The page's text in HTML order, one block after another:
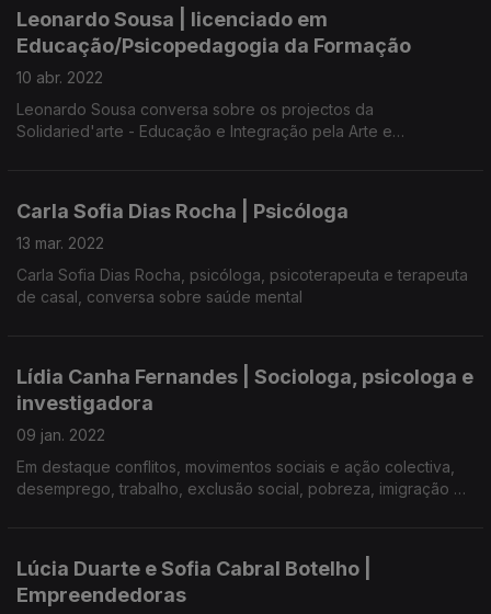
Leonardo Sousa | licenciado em
Educação/Psicopedagogia da Formação
10 abr. 2022
Leonardo Sousa conversa sobre os projectos da
Solidaried'arte - Educação e Integração pela Arte e
Carla Sofia Dias Rocha | Psicóloga
13 mar. 2022
Carla Sofia Dias Rocha, psicóloga, psicoterapeuta e terapeuta
de casal, conversa sobre saúde mental
Lídia Canha Fernandes | Sociologa, psicologa e
investigadora
09 jan. 2022
Em destaque conflitos, movimentos sociais e ação colectiva,
desemprego, trabalho, exclusão social, pobreza, imigração e
Lúcia Duarte e Sofia Cabral Botelho |
Empreendedoras